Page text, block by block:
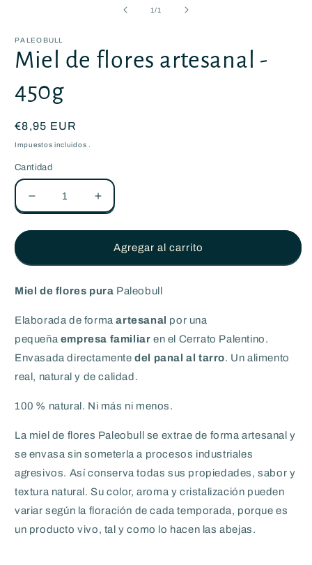
una
ventana
modal
1/de1
PALEOBULL
Miel de flores artesanal -
450g
Precio
habitual
€8,95 EUR
Impuestos incluidos .
Cantidad
Reducir
cantidad
para
artesanal
450g
Aumentar
cantidad
para
Miel
artesanal
450g
Agregar al carrito
Miel de flores pura Paleobull
Elaborada de forma artesanal por una
pequeña empresa familiar en el Cerrato Palentino.
Envasada directamente del panal al tarro. Un alimento
real, natural y de calidad.
100 % natural. Ni más ni menos.
La miel de flores Paleobull se extrae de forma artesanal y
se envasa sin someterla a procesos industriales
agresivos. Así conserva todas sus propiedades, sabor y
textura natural. Su color, aroma y cristalización pueden
variar según la floración de cada temporada, porque es
un producto vivo, tal y como lo hacen las abejas.